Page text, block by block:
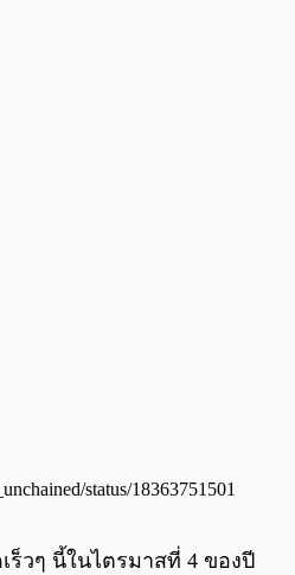
status/18363751501
ร็วๆ นี้ในไตรมาสที่ 4 ของปี